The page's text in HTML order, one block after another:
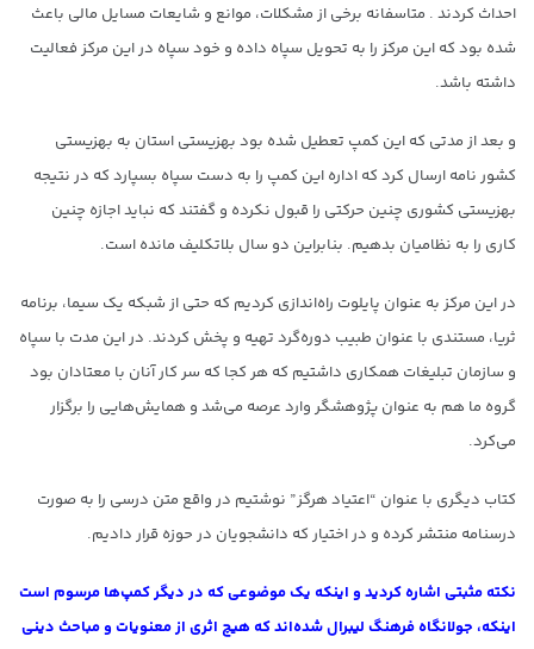
احداث کردند . متاسفانه برخی از مشکلات، موانع و شایعات مسایل مالی باعث
شده بود که این مرکز را به تحویل سپاه داده و خود سپاه در این مرکز فعالیت
داشته باشد.
و بعد از مدتی که این کمپ تعطیل شده بود بهزیستی استان به بهزیستی
کشور نامه ارسال کرد که اداره این کمپ را به دست سپاه بسپارد که در نتیجه
بهزیستی کشوری چنین حرکتی را قبول نکرده و گفتند که نباید اجازه چنین
کاری را به نظامیان بدهیم. بنابراین دو سال بلاتکلیف مانده است.
در این مرکز به عنوان پایلوت راه‌اندازی کردیم که حتی از شبکه یک سیما، برنامه
ثریا، مستندی با عنوان طبیب دوره‌گرد تهیه و پخش کردند. در این مدت با سپاه
و سازمان تبلیغات همکاری داشتیم که هر کجا که سر کار آنان با معتادان بود
گروه ما هم به عنوان پژوهشگر وارد عرصه می‌شد و همایش‌هایی را برگزار
می‌کرد.
کتاب دیگری با عنوان “اعتیاد هرگز” نوشتیم در واقع متن درسی را به صورت
درسنامه منتشر کرده و در اختیار که دانشجویان در حوزه قرار دادیم.
نکته مثبتی اشاره کردید و اینکه یک موضوعی که در دیگر کمپ‌ها مرسوم است
اینکه، جولانگاه فرهنگ لیبرال شده‌اند که هیچ اثری از معنویات و مباحث دینی